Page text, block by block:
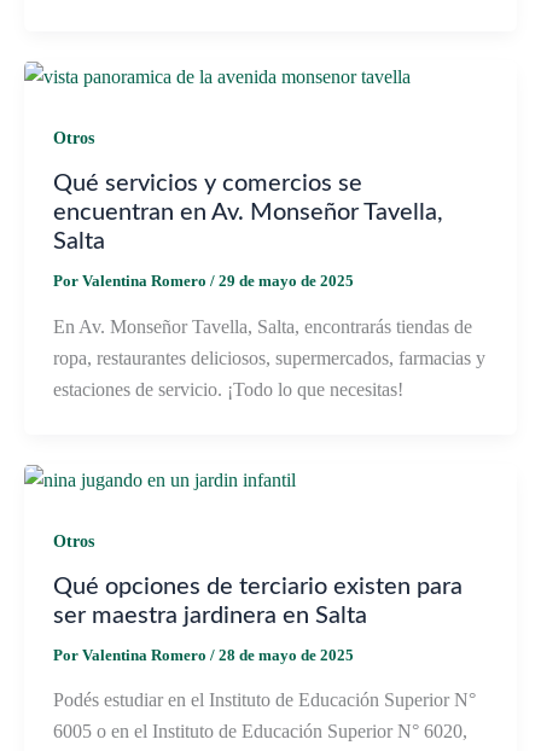
Otros
Qué servicios y comercios se
encuentran en Av. Monseñor Tavella,
Salta
Por Valentina Romero / 29 de mayo de 2025
En Av. Monseñor Tavella, Salta, encontrarás tiendas de
ropa, restaurantes deliciosos, supermercados, farmacias y
estaciones de servicio. ¡Todo lo que necesitas!
Otros
Qué opciones de terciario existen para
ser maestra jardinera en Salta
Por Valentina Romero / 28 de mayo de 2025
Podés estudiar en el Instituto de Educación Superior N°
6005 o en el Instituto de Educación Superior N° 6020,